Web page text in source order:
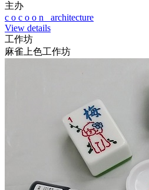
主办
c o c o o n architecture
View details
工作坊
麻雀上色工作坊